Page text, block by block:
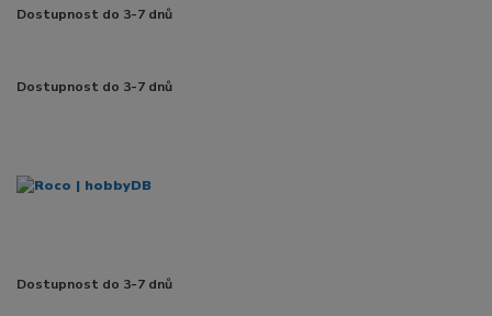
Dostupnost do 3-7 dnů
Dostupnost do 3-7 dnů
Dostupnost do 3-7 dnů